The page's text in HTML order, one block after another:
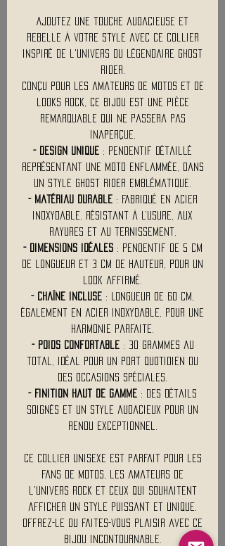
Ajoutez une touche audacieuse et
rebelle à votre style avec ce collier
inspiré de l'univers du légendaire Ghost
Rider.
Conçu pour les amateurs de motos et de
looks rock, ce bijou est une pièce
remarquable qui ne passera pas
inaperçue.
- Design unique : Pendentif détaillé
représentant une moto enflammée, dans
un style Ghost Rider emblématique.
- Matériau durable : Fabriqué en acier
inoxydable, résistant à l’usure, aux
rayures et au ternissement.
- Dimensions idéales: Pendentif de 5 cm
de longueur et 3 cm de hauteur, pour un
look affirmé.
- Chaîne incluse : Longueur de 60 cm,
également en acier inoxydable, pour une
harmonie parfaite.
- Poids confortable : 30 grammes au
total, idéal pour un port quotidien ou
des occasions spéciales.
- Finition haut de gamme : Des détails
soignés et un style audacieux pour un
rendu exceptionnel.
Ce collier unisexe est parfait pour les
fans de motos, les amateurs de
l'univers rock et ceux qui souhaitent
afficher un style puissant et unique.
Offrez-le ou faites-vous plaisir avec ce
bijou incontournable.